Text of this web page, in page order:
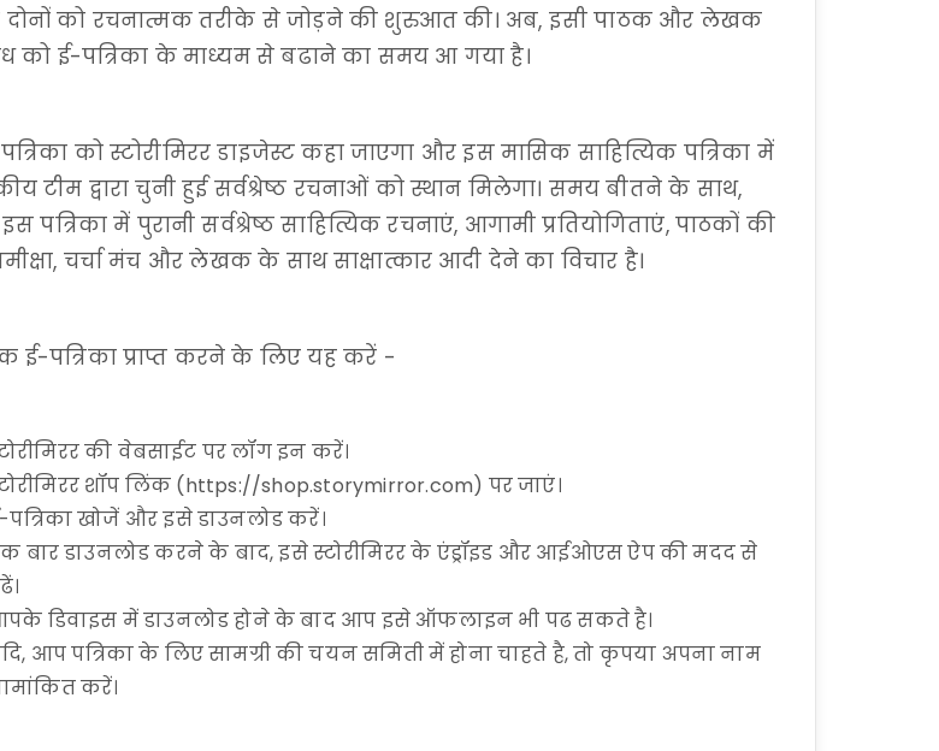
को रचनात्मक तरीके से जोड़ने की शुरुआत की। अब, इसी पाठक और लेखक
को ई-पत्रिका के माध्यम से बढाने का समय आ गया है।
को स्टोरीमिरर डाइजेस्ट कहा जाएगा और इस मासिक साहित्यिक पत्रिका में
टीम द्वारा चुनी हुई सर्वश्रेष्ठ रचनाओं को स्थान मिलेगा। समय बीतने के साथ,
पत्रिका में पुरानी सर्वश्रेष्ठ साहित्यिक रचनाएं, आगामी प्रतियोगिताएं, पाठकों की
चर्चा मंच और लेखक के साथ साक्षात्कार आदी देने का विचार है।
ई-पत्रिका प्राप्त करने के लिए यह करें -
की वेबसाईट पर लॉग इन करें।
शॉप लिंक (https://shop.storymirror.com) पर जाएं।
पत्रिका खोजें और इसे डाउनलोड करें।
बार डाउनलोड करने के बाद, इसे स्टोरीमिरर के एंड्रॉइड और आईओएस ऐप की मदद से
डिवाइस में डाउनलोड होने के बाद आप इसे ऑफलाइन भी पढ सकते है।
आप पत्रिका के लिए सामग्री की चयन समिती में होना चाहते है, तो कृपया अपना नाम
करें।